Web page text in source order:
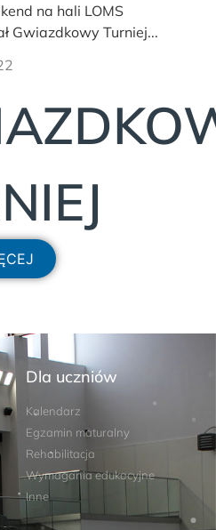
na hali LOMS
Gwiazdkowy Turniej...
Dla uczniów
Kalendarz
Egzamin maturalny
Rehabilitacja
Wymagania edukacyjne
Inne